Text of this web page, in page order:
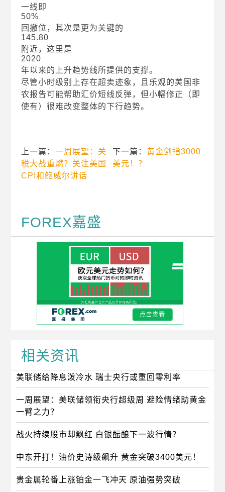
一线即
50%
回撤位，其次是更为关键的
145.80
附近，这里是
2020
年以来的上升趋势线所提供的支撑。
尽管小时级别上存在超卖迹象，且乐观的美国非
农报告可能帮助汇价短线反弹，但小幅修正（即
使有）很难改变整体的下行趋势。
上一篇：一周展望：关
税大战重燃？关注美国
CPI和鲍威尔讲话
下一篇： 黄金剑指3000
美元！？
FOREX嘉盛
相关资讯
美联储给降息泼冷水 瑞士央行或重回零利率
一周展望：美联储领衔央行超级周 避险情绪助黄金
一臂之力？
战火持续股市却飘红 白银酝酿下一波行情？
中东开打！油价史诗级飙升 黄金突破3400美元！
贵金属轮番上涨铂金一飞冲天 原油强势突破